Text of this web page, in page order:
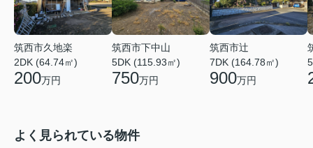
筑西市久地楽
2DK (64.74㎡)
200万円
筑西市下中山
5DK (115.93㎡)
750万円
筑西市辻
7DK (164.78㎡)
900万円
よく見られている物件